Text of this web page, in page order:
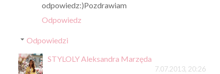
odpowiedz:)Pozdrawiam
Odpowiedz
Odpowiedzi
STYLOLY Aleksandra Marzęda
7.07.2013, 20:26